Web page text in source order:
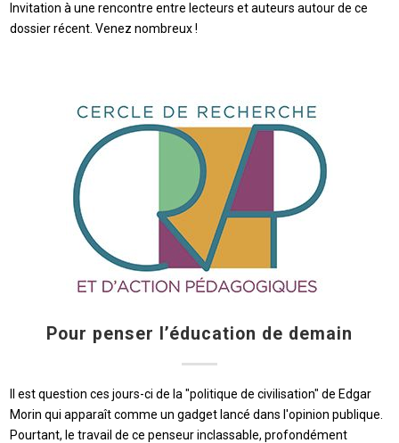
Invitation à une rencontre entre lecteurs et auteurs autour de ce
dossier récent. Venez nombreux !
Pour penser l’éducation de demain
Il est question ces jours-ci de la "politique de civilisation" de Edgar
Morin qui apparaît comme un gadget lancé dans l'opinion publique.
Pourtant, le travail de ce penseur inclassable, profondément